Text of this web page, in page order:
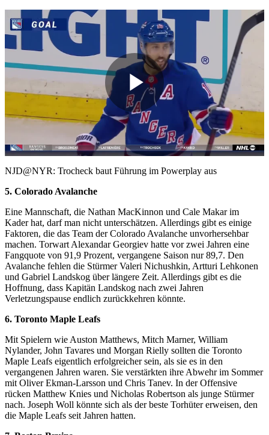
Play
Video
NJD@NYR: Trocheck baut Führung im Powerplay aus
5. Colorado Avalanche
Eine Mannschaft, die Nathan MacKinnon und Cale Makar im
Kader hat, darf man nicht unterschätzen. Allerdings gibt es einige
Faktoren, die das Team der Colorado Avalanche unvorhersehbar
machen. Torwart Alexandar Georgiev hatte vor zwei Jahren eine
Fangquote von 91,9 Prozent, vergangene Saison nur 89,7. Den
Avalanche fehlen die Stürmer Valeri Nichushkin, Artturi Lehkonen
und Gabriel Landskog über längere Zeit. Allerdings gibt es die
Hoffnung, dass Kapitän Landskog nach zwei Jahren
Verletzungspause endlich zurückkehren könnte.
6. Toronto Maple Leafs
Mit Spielern wie Auston Matthews, Mitch Marner, William
Nylander, John Tavares und Morgan Rielly sollten die Toronto
Maple Leafs eigentlich erfolgreicher sein, als sie es in den
vergangenen Jahren waren. Sie verstärkten ihre Abwehr im Sommer
mit Oliver Ekman-Larsson und Chris Tanev. In der Offensive
rücken Matthew Knies und Nicholas Robertson als junge Stürmer
nach. Joseph Woll könnte sich als der beste Torhüter erweisen, den
die Maple Leafs seit Jahren hatten.